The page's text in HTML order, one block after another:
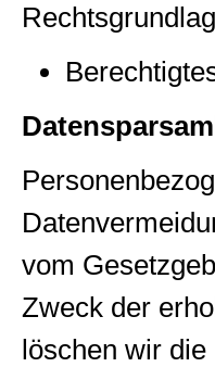
vom
Zweck der
löschen wir die